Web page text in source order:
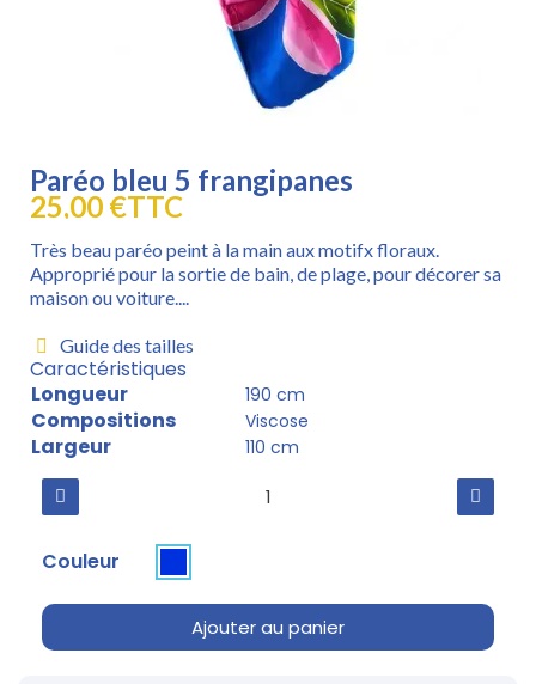
Paréo bleu 5 frangipanes
25,00 €TTC
Très beau paréo peint à la main aux motifx floraux.
Approprié pour la sortie de bain, de plage, pour décorer sa
maison ou voiture....
Guide des tailles
Caractéristiques
Longueur
190 cm
Compositions Viscose
Largeur 110 cm
Couleur
Ajouter au panier